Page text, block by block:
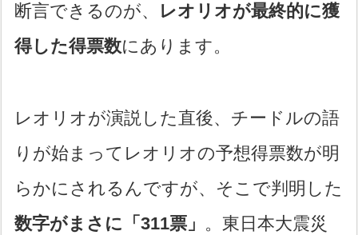
断言できるのが、
レオリオが最終的に獲
得した得票数にあります。
レオリオが演説した直後、チードルの語
りが始まってレオリオの予想得票数が明
らかにされるんですが、そこで判明した
数字がまさに「311票」 。東日本大震災